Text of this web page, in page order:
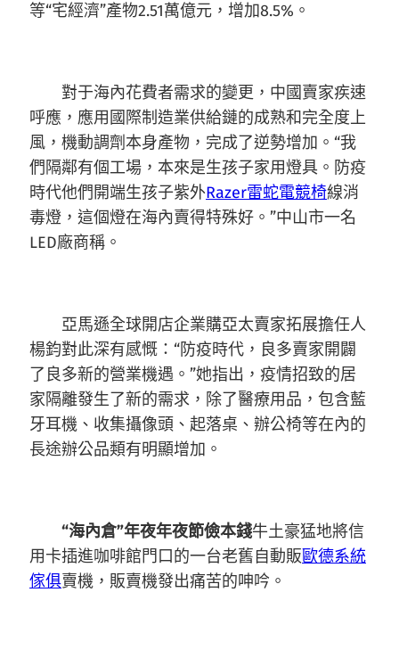
等“宅經濟”產物2.51萬億元，增加8.5%。
對于海內花費者需求的變更，中國賣家疾速
呼應，應用國際制造業供給鏈的成熟和完全度上
風，機動調劑本身產物，完成了逆勢增加。“我
們隔鄰有個工場，本來是生孩子家用燈具。防疫
時代他們開端生孩子紫外Razer雷蛇電競椅線消
毒燈，這個燈在海內賣得特殊好。”中山市一名
LED廠商稱。
亞馬遜全球開店企業購亞太賣家拓展擔任人
楊鈞對此深有感慨：“防疫時代，良多賣家開闢
了良多新的營業機遇。”她指出，疫情招致的居
家隔離發生了新的需求，除了醫療用品，包含藍
牙耳機、收集攝像頭、起落桌、辦公椅等在內的
長途辦公品類有明顯增加。
“海內倉”年夜年夜節儉本錢牛土豪猛地將信
用卡插進咖啡館門口的一台老舊自動販歐德系統
傢俱賣機，販賣機發出痛苦的呻吟。